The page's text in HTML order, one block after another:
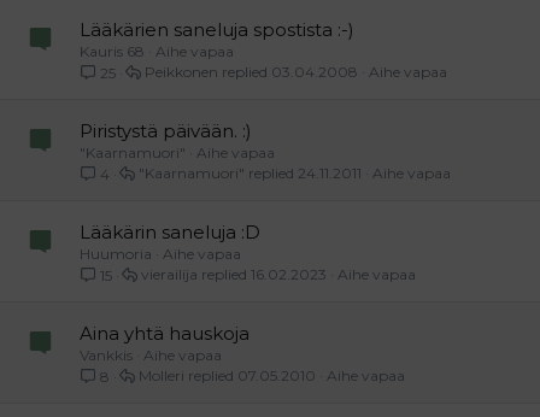
Lääkärien saneluja spostista :-)
Kauris 68
Aihe vapaa
25
Aihe vapaa
03.04.2008
Peikkonen
Piristystä päivään. :)
"Kaarnamuori"
Aihe vapaa
4
Aihe vapaa
24.11.2011
"Kaarnamuori"
Lääkärin saneluja :D
Huumoria
Aihe vapaa
15
Aihe vapaa
16.02.2023
vierailija
Aina yhtä hauskoja
Vankkis Aihe vapaa
8
Aihe vapaa
07.05.2010
Molleri